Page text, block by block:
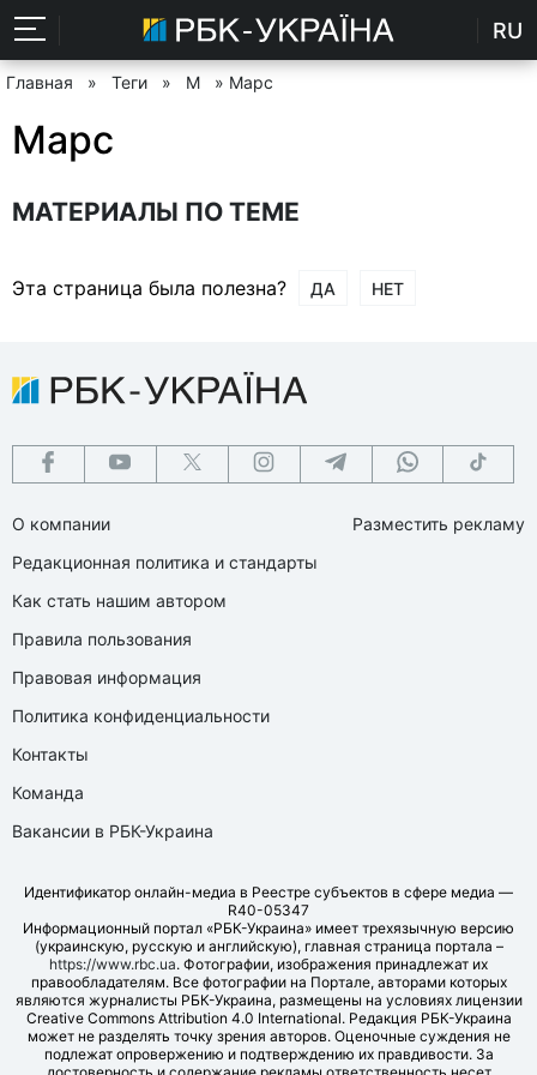
RU
Главная » Теги » М » Марс
Марс
МАТЕРИАЛЫ ПО ТЕМЕ
Эта страница была полезна? ДА НЕТ
О компании
Редакционная политика и стандарты
Как стать нашим автором
Правила пользования
Правовая информация
Политика конфиденциальности
Контакты
Команда
Вакансии в РБК-Украина
Разместить рекламу
Идентификатор онлайн-медиа в Реестре субъектов в сфере медиа —
R40-05347
Информационный портал «РБК-Украина» имеет трехязычную версию
(украинскую, русскую и английскую), главная страница портала –
https://www.rbc.ua. Фотографии, изображения принадлежат их
правообладателям. Все фотографии на Портале, авторами которых
являются журналисты РБК-Украина, размещены на условиях лицензии
Creative Commons Attribution 4.0 International. Редакция РБК-Украина
может не разделять точку зрения авторов. Оценочные суждения не
подлежат опровержению и подтверждению их правдивости. За